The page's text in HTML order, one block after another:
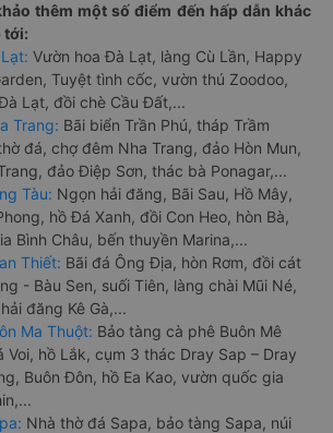
thêm một số điểm đến hấp dẫn khác
tới:
Vườn hoa Đà Lạt, làng Cù Lần, Happy
Tuyệt tình cốc, vườn thú Zoodoo,
Lạt, đồi chè Cầu Đất,...
Trang: Bãi biển Trần Phú, tháp Trầm
đá, chợ đêm Nha Trang, đảo Hòn Mun,
đảo Điệp Sơn, thác bà Ponagar,...
Tàu: Ngọn hải đăng, Bãi Sau, Hồ Mây,
hồ Đá Xanh, đồi Con Heo, hòn Bà,
Bình Châu, bến thuyền Marina,...
Thiết: Bãi đá Ông Địa, hòn Rơm, đồi cát
- Bàu Sen, suối Tiên, làng chài Mũi Né,
đăng Kê Gà,...
Ma Thuột: Bảo tàng cà phê Buôn Mê
Voi, hồ Lắk, cụm 3 thác Dray Sap – Dray
Buôn Đôn, hồ Ea Kao, vườn quốc gia
Nhà thờ đá Sapa, bảo tàng Sapa, núi